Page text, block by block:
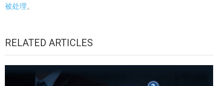
被处理。
RELATED ARTICLES